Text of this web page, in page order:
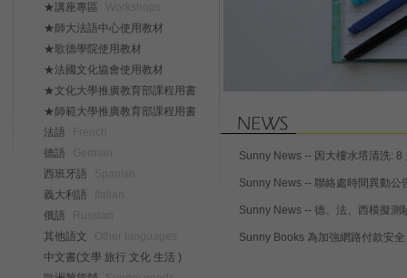
★講座專區
★師大法語中心使用教材
★歌德學院使用教材
★法國文化協會使用教材
★文化大學推廣教育部課程用書
★師範大學推廣教育部課程用書
法語
德語
西班牙語
義大利語
俄語
其他語文
中文書(文學 旅行 文化 生活 )
Sunny News -- 因大樓水塔清洗:
Sunny News -- 聯絡處時間異動公
Sunny News -- 德、法、西模擬
Sunny Books 為加強網路付款安